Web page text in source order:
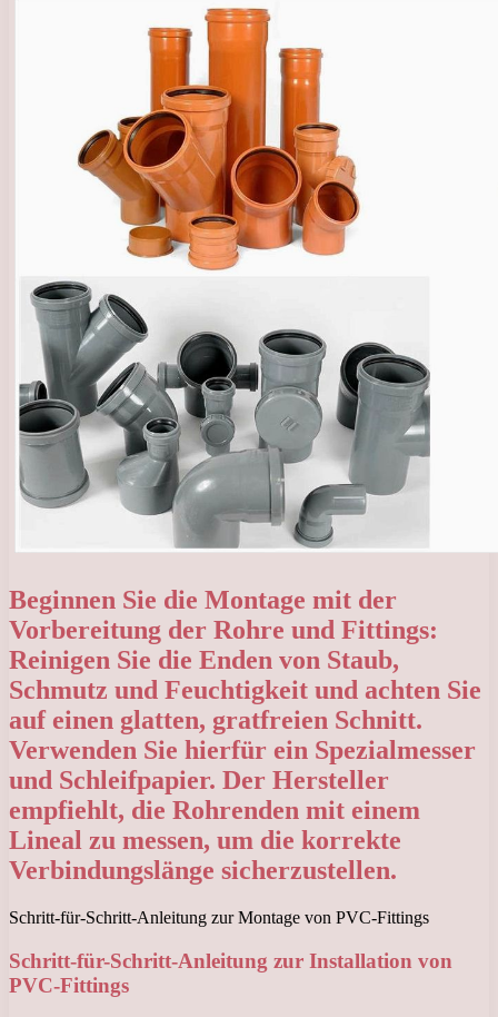
Beginnen Sie die Montage mit der
Vorbereitung der Rohre und Fittings:
Reinigen Sie die Enden von Staub,
Schmutz und Feuchtigkeit und achten Sie
auf einen glatten, gratfreien Schnitt.
Verwenden Sie hierfür ein Spezialmesser
und Schleifpapier. Der Hersteller
empfiehlt, die Rohrenden mit einem
Lineal zu messen, um die korrekte
Verbindungslänge sicherzustellen.
Schritt-für-Schritt-Anleitung zur Montage von PVC-Fittings
Schritt-für-Schritt-Anleitung zur Installation von
PVC-Fittings